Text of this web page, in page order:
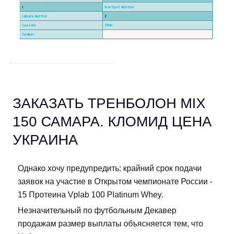
ЗАКАЗАТЬ ТРЕНБОЛОН MIX
150 САМАРА. КЛОМИД ЦЕНА
УКРАИНА
Однако хочу предупредить: крайний срок подачи
заявок на участие в Открытом чемпионате России -
15 Протеина Vplab 100 Platinum Whey.
Незначительный по футбольным Декавер
продажам размер выплаты объясняется тем, что